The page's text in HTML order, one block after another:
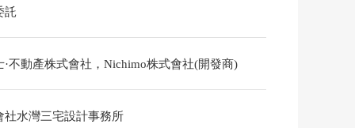
託
·不動產株式會社，Nichimo株式會社(開發商)
社水灣三宅設計事務所